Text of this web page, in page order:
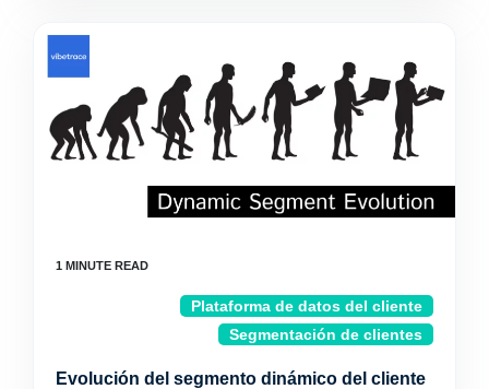
Plataforma de datos del cliente
Segmentación de clientes
Evolución del segmento dinámico del cliente